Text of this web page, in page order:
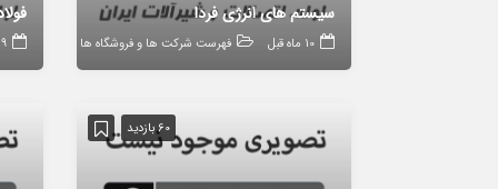
سیستم های انرژی فردا
10 ماه قبل فهرست شرکت ها و فروشگاه ها 9 ماه قبل
60 بازدید